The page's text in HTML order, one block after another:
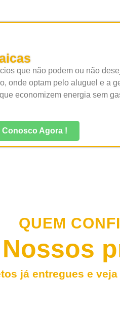
que não podem ou não
onde optam pelo aluguel e a
economizem energia sem
Conosco Agora !
QUEM
Nossos
já entregues e